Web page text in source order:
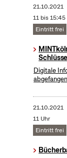
21.10.2021
11 bis 15:45
Eintritt frei
Digitale
21.10.2021
11 Uhr
Eintritt frei